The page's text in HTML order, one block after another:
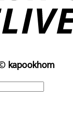
kapookhom